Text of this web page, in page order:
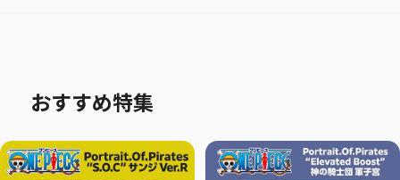
おすすめ特集